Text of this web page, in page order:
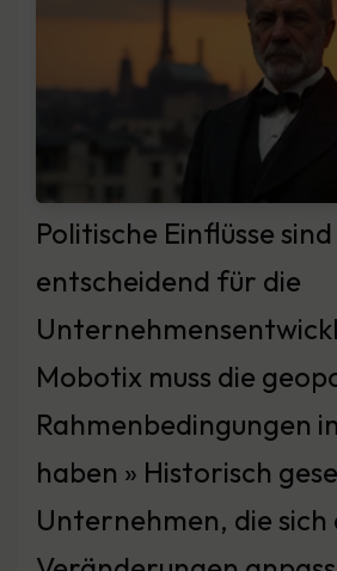
Politische Einflüsse sind
entscheidend für die
Mobotix muss die
Rahmenbedingungen
haben » Historisch
Unternehmen, die sich